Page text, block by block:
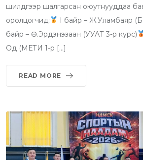
шилдгээр шалгарсан оюутнууддаа
оролцогчид:
I байр – Ж.Уламбаяр
байр – Ө.Эрдэнэзаан (УУАТ 3-р курс)
Од (МЕТИ 1-р […]
READ MORE